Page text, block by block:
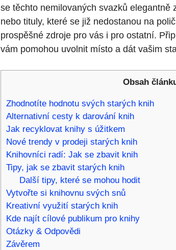
se těchto nemilovaných svazků
nebo tituly, které se již nedostanou na
prospěšné zdroje pro vás i pro ostatní.
vám pomohou uvolnit místo a dát vašim
Obsah
Zhodnotíte hodnotu svých starých knih
Alternativní cesty k darování knih
Jak recyklovat knihy s úžitkem
Nové trendy v prodeji starých knih
Knihovníci radí: Jak se zbavit knih
Tipy, jak se zbavit starých knih
Další tipy, které se mohou hodit
Vytvořte si knihovnu svých snů
Kreativní využití starých knih
Kde najít cílové publikum pro knihy
Otázky & Odpovědi
Závěrem